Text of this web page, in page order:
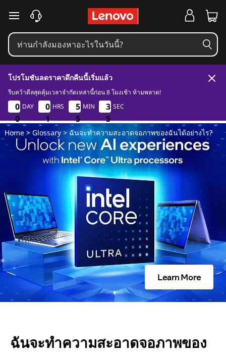
ฉั
น
จ
ะ
ทำ
ค
า
ม
ส
ะ
อ
ข้ามไปที่เนื้อหาหลัก
โปรโมชันลดราคาดึกคืนนี้เริ่มแล้ว
รีบคว้าดีลสุดคุ้มเวลาจำกัดเหล่านี้ก่อน 8 โมงเช้า ห้ามพลาด!
0
0
0
0
0
0
0
0
DAY
0
1
0
1
0
1
0
1
HRS
5
5
5
5
5
5
5
5
MIN
3
4
3
4
3
4
3
4
SEC
Home> Glossary> ฉันจะทำความสะอาดจอภาพของฉันได้อย่างไร?
Learn More
ฉันจะทำความสะอาดจอภาพของ